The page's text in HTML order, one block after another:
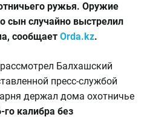
ружья. Оружие
сын случайно выстрелил
сообщает Orda.kz.
Балхашский
пресс-службой
держал дома охотничье
калибра без